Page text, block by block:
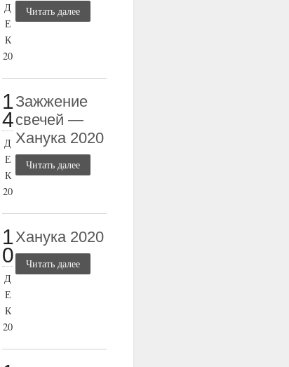
Д
Е
К
20
Читать далее
1
4
Д
Е
К
20
Зажжение
свечей —
Ханука 2020
Читать далее
1
0
Д
Е
К
20
Ханука 2020
Читать далее